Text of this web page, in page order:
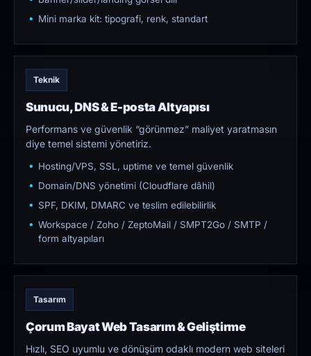
Mini marka kit: tipografi, renk, standart
Teknik
Sunucu, DNS & E-posta Altyapısı
Performans ve güvenlik “görünmez” maliyet yaratmasın
diye temel sistemi yönetiriz.
Hosting/VPS, SSL, uptime ve temel güvenlik
Domain/DNS yönetimi (Cloudflare dâhil)
SPF, DKIM, DMARC ve teslim edilebilirlik
Workspace / Zoho / ZeptoMail / SMPT2Go / SMTP /
form altyapıları
Tasarım
Çorum Bayat Web Tasarım & Geliştirme
Hızlı, SEO uyumlu ve dönüşüm odaklı modern web siteleri